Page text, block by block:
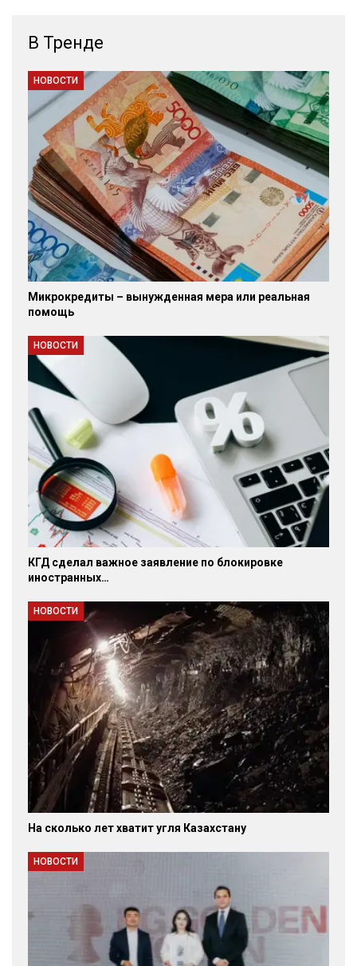
В Тренде
НОВОСТИ
Микрокредиты – вынужденная мера или реальная
помощь
НОВОСТИ
КГД сделал важное заявление по блокировке
иностранных…
НОВОСТИ
На сколько лет хватит угля Казахстану
НОВОСТИ